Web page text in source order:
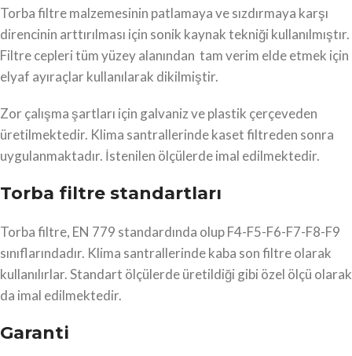
Torba filtre malzemesinin patlamaya ve sızdırmaya karşı
direncinin arttırılması için sonik kaynak tekniği kullanılmıştır.
Filtre cepleri tüm yüzey alanından tam verim elde etmek için
elyaf ayıraçlar kullanılarak dikilmiştir.
Zor çalışma şartları için galvaniz ve plastik çerçeveden
üretilmektedir. Klima santrallerinde kaset filtreden sonra
uygulanmaktadır. İstenilen ölçülerde imal edilmektedir.
Torba filtre standartları
Torba filtre, EN 779 standardında olup F4-F5-F6-F7-F8-F9
sınıflarındadır. Klima santrallerinde kaba son filtre olarak
kullanılırlar. Standart ölçülerde üretildiği gibi özel ölçü olarak
da imal edilmektedir.
Garanti